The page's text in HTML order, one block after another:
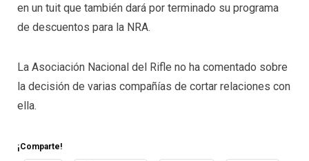
en un tuit que también dará por terminado su programa
de descuentos para la NRA.
La Asociación Nacional del Rifle no ha comentado sobre
la decisión de varias compañías de cortar relaciones con
ella.
¡Comparte!